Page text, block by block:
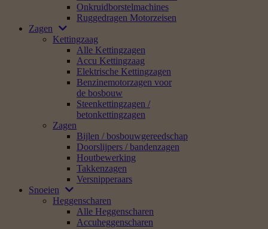
Onkruidborstelmachines
Ruggedragen Motorzeisen
Zagen
Kettingzaag
Alle Kettingzagen
Accu Kettingzaag
Elektrische Kettingzagen
Benzinemotorzagen voor
de bosbouw
Steenkettingzagen /
betonkettingzagen
Zagen
Bijlen / bosbouwgereedschap
Doorslijpers / bandenzagen
Houtbewerking
Takkenzagen
Versnipperaars
Snoeien
Heggenscharen
Alle Heggenscharen
Accuheggenscharen